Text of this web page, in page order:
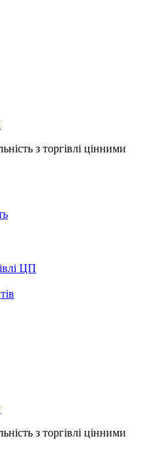
з торгівлі цінними
ЦП
з торгівлі цінними